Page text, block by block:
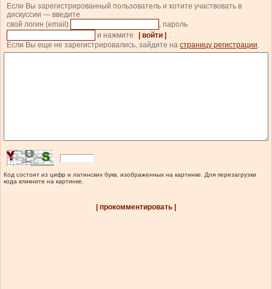
Если Вы зарегистрированный пользователь и хотите участвовать в
дискуссии — введите
свой логин (email)
, пароль
и нажмите
| войти |
.
Если Вы еще не зарегистрировались, зайдите на страницу регистрации.
Код состоит из цифр и латинских букв, изображенных на картинке. Для перезагрузки
кода кликните на картинке.
| прокомментировать |